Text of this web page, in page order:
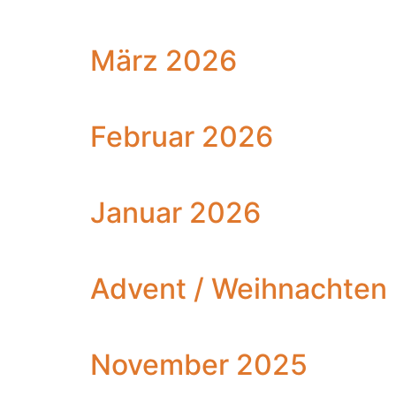
März 2026
Februar 2026
Januar 2026
Advent /
November 2025